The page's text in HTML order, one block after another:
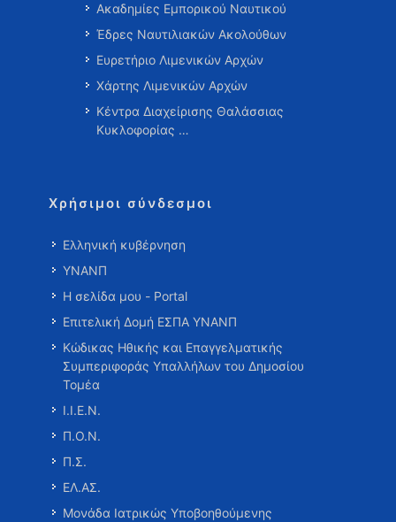
Ακαδημίες Εμπορικού Ναυτικού
Έδρες Ναυτιλιακών Ακολούθων
Ευρετήριο Λιμενικών Αρχών
Χάρτης Λιμενικών Αρχών
Κέντρα Διαχείρισης Θαλάσσιας
Κυκλοφορίας …
Χρήσιμοι σύνδεσμοι
Ελληνική κυβέρνηση
ΥΝΑΝΠ
Η σελίδα μου - Portal
Επιτελική Δομή ΕΣΠΑ ΥΝΑΝΠ
Κώδικας Ηθικής και Επαγγελματικής
Συμπεριφοράς Υπαλλήλων του Δημοσίου
Τομέα
Ι.Ι.Ε.Ν.
Π.Ο.Ν.
Π.Σ.
ΕΛ.ΑΣ.
Μονάδα Ιατρικώς Υποβοηθούμενης